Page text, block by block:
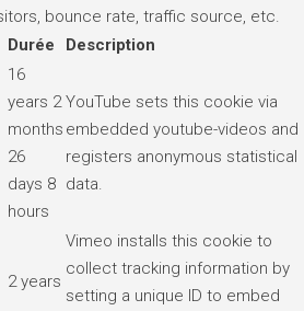
bounce rate, traffic source, etc.
Durée Description
16
years 2
months
26
days 8
hours
YouTube sets this cookie via
embedded youtube-videos and
registers anonymous statistical
data.
2 years
Vimeo installs this cookie to
collect tracking information by
setting a unique ID to embed